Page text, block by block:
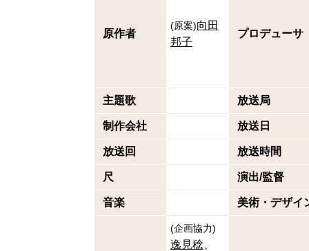
原作者
(原案)向田
邦子
プロデューサ
主題歌 放送局
制作会社 放送日
放送回 放送時間
尺 演出/監督
音楽 美術・デザイ
(企画協力)
逸見稔